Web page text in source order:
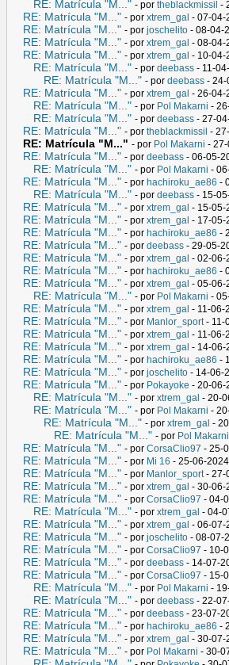
RE: Matrícula "M..." - por theblackmissil -
RE: Matrícula "M..." - por xtrem_gal - 07-04-
RE: Matrícula "M..." - por joschelito - 08-04-
RE: Matrícula "M..." - por xtrem_gal - 08-04-
RE: Matrícula "M..." - por xtrem_gal - 10-04-
RE: Matrícula "M..." - por deebass - 11-
RE: Matrícula "M..." - por deebass - 24-
RE: Matrícula "M..." - por xtrem_gal - 26-04-
RE: Matrícula "M..." - por Pol Makarni -
RE: Matrícula "M..." - por deebass - 27-
RE: Matrícula "M..." - por theblackmissil -
RE: Matrícula "M..." - por Pol Makarni -
RE: Matrícula "M..." - por deebass - 06-05-
RE: Matrícula "M..." - por Pol Makarni -
RE: Matrícula "M..." - por hachiroku_ae86 -
RE: Matrícula "M..." - por deebass - 15-
RE: Matrícula "M..." - por xtrem_gal - 15-05-
RE: Matrícula "M..." - por xtrem_gal - 17-05-
RE: Matrícula "M..." - por hachiroku_ae86 -
RE: Matrícula "M..." - por deebass - 29-05-
RE: Matrícula "M..." - por xtrem_gal - 02-06-
RE: Matrícula "M..." - por hachiroku_ae86 -
RE: Matrícula "M..." - por xtrem_gal - 05-06-
RE: Matrícula "M..." - por Pol Makarni -
RE: Matrícula "M..." - por xtrem_gal - 11-06-
RE: Matrícula "M..." - por Manlor_sport- 11-
RE: Matrícula "M..." - por xtrem_gal - 11-06-
RE: Matrícula "M..." - por xtrem_gal - 14-06-
RE: Matrícula "M..." - por hachiroku_ae86 -
RE: Matrícula "M..." - por joschelito - 14-06-
RE: Matrícula "M..." - por Pokayoke - 20-06-
RE: Matrícula "M..." - por xtrem_gal - 20-
RE: Matrícula "M..." - por Pol Makarni -
RE: Matrícula "M..." - por xtrem_gal -
RE: Matrícula "M..." - por Pol Makarni
RE: Matrícula "M..." - por CorsaClio97 - 25-
RE: Matrícula "M..." - por Mi 16 - 25-06-
RE: Matrícula "M..." - por Manlor_sport- 27-
RE: Matrícula "M..." - por xtrem_gal - 30-06-
RE: Matrícula "M..." - por CorsaClio97 - 04-
RE: Matrícula "M..." - por xtrem_gal - 04-
RE: Matrícula "M..." - por xtrem_gal - 06-07-
RE: Matrícula "M..." - por joschelito - 08-07-
RE: Matrícula "M..." - por CorsaClio97 - 10-
RE: Matrícula "M..." - por deebass - 14-07-
RE: Matrícula "M..." - por CorsaClio97 - 15-
RE: Matrícula "M..." - por Pol Makarni -
RE: Matrícula "M..." - por deebass - 22-
RE: Matrícula "M..." - por deebass - 23-07-
RE: Matrícula "M..." - por hachiroku_ae86 -
RE: Matrícula "M..." - por xtrem_gal - 30-07-
RE: Matrícula "M..." - por Pol Makarni - 30-